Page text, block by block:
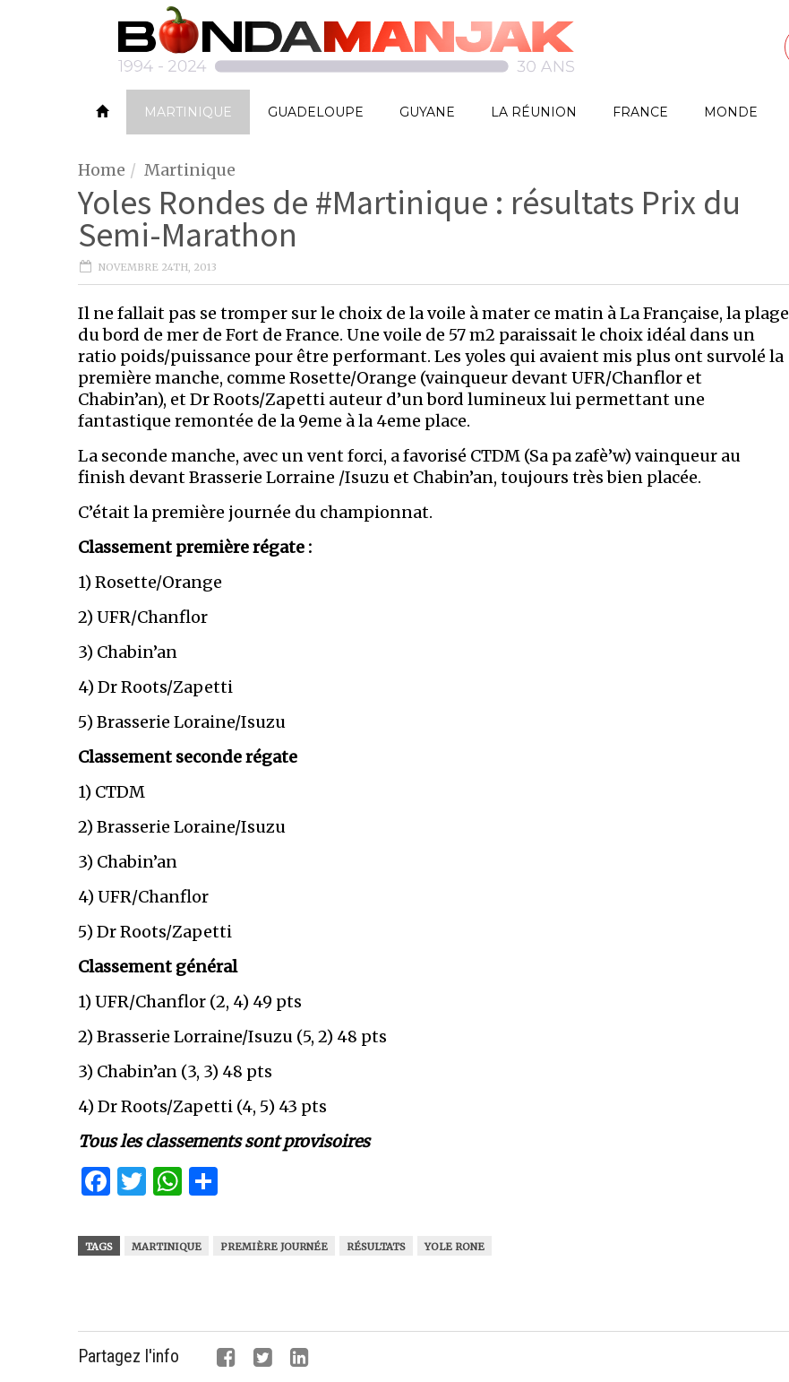
MARTINIQUE GUADELOUPE GUYANE LA RÉUNION FRANCE MONDE
Home Martinique
Yoles Rondes de #Martinique : résultats Prix du
Semi-Marathon
NOVEMBRE 24TH, 2013
Il ne fallait pas se tromper sur le choix de la voile à mater ce matin à La Française, la plage
du bord de mer de Fort de France. Une voile de 57 m2 paraissait le choix idéal dans un
ratio poids/puissance pour être performant. Les yoles qui avaient mis plus ont survolé la
première manche, comme Rosette/Orange (vainqueur devant UFR/Chanflor et
Chabin’an), et Dr Roots/Zapetti auteur d’un bord lumineux lui permettant une
fantastique remontée de la 9eme à la 4eme place.
La seconde manche, avec un vent forci, a favorisé CTDM (Sa pa zafè’w) vainqueur au
finish devant Brasserie Lorraine /Isuzu et Chabin’an, toujours très bien placée.
C’était la première journée du championnat.
Classement première régate :
1) Rosette/Orange
2) UFR/Chanflor
3) Chabin’an
4) Dr Roots/Zapetti
5) Brasserie Loraine/Isuzu
Classement seconde régate
1) CTDM
2) Brasserie Loraine/Isuzu
3) Chabin’an
4) UFR/Chanflor
5) Dr Roots/Zapetti
Classement général
1) UFR/Chanflor (2, 4) 49 pts
2) Brasserie Lorraine/Isuzu (5, 2) 48 pts
3) Chabin’an (3, 3) 48 pts
4) Dr Roots/Zapetti (4, 5) 43 pts
Tous les classements sont provisoires
Facebook
Twitter
WhatsApp
TAGS MARTINIQUE PREMIÈRE JOURNÉE RÉSULTATS YOLE RONE
Partagez l'info